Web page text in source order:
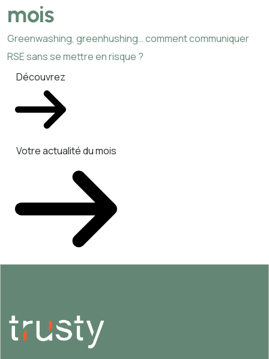
mois
Greenwashing, greenhushing… comment communiquer
RSE sans se mettre en risque ?
Découvrez
Votre actualité du mois